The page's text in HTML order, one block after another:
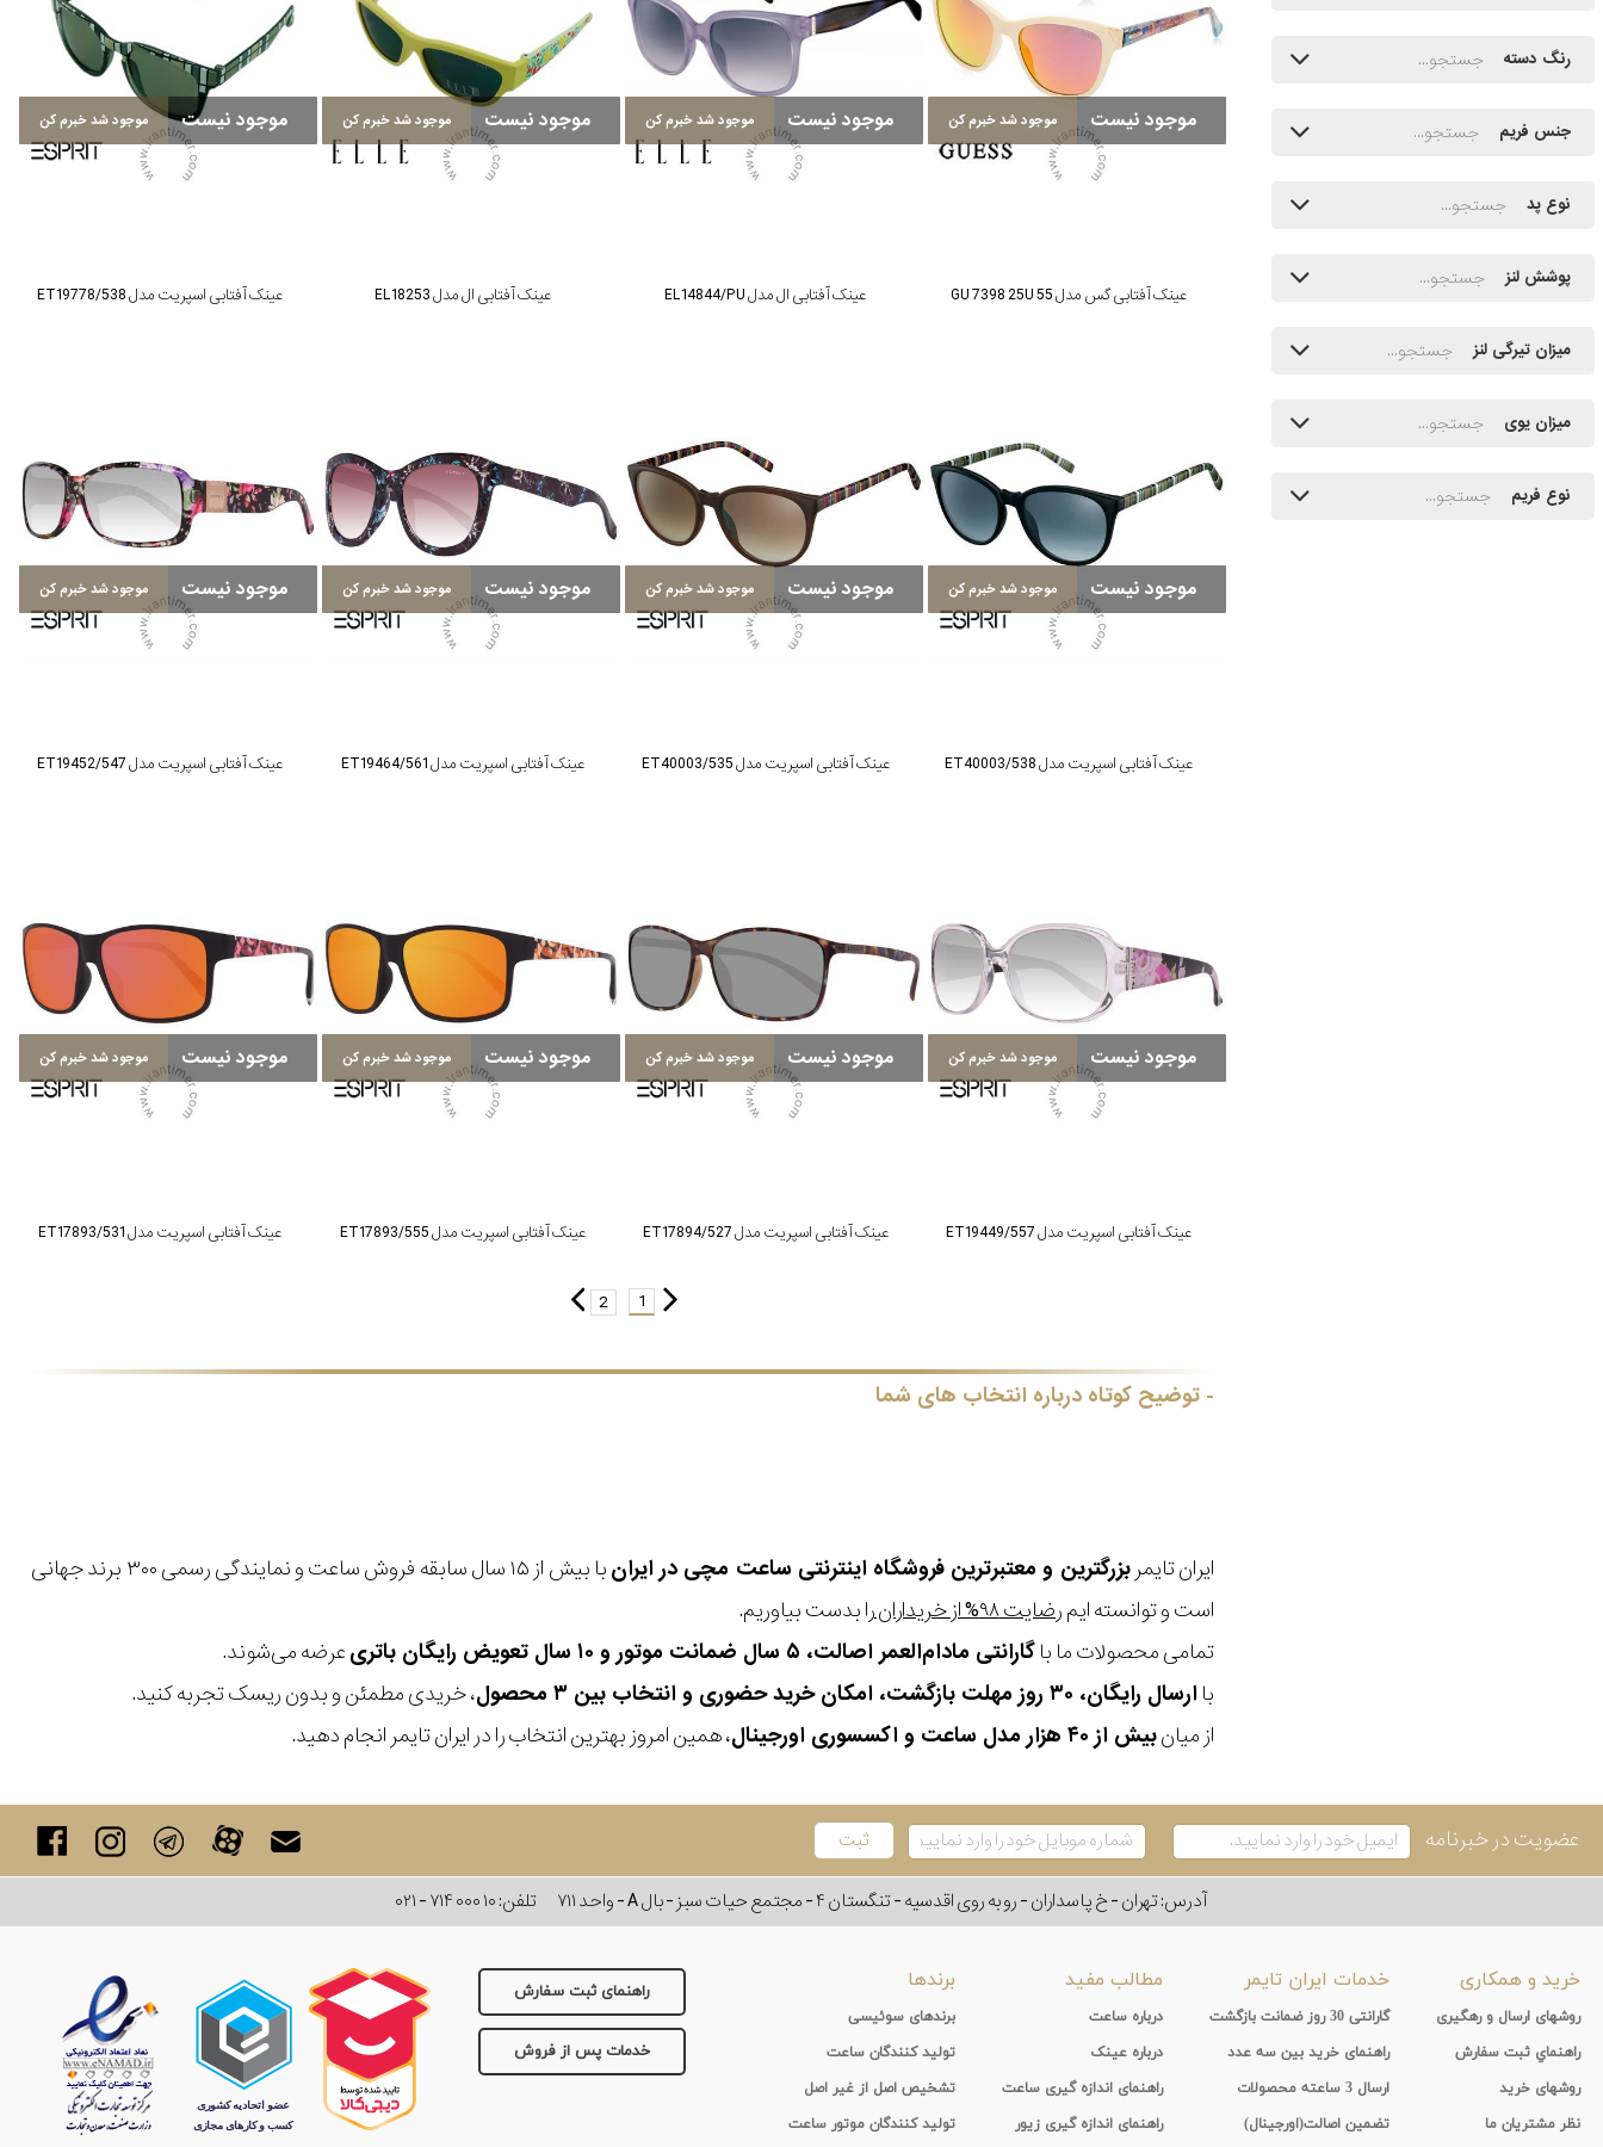
موجود نیست موجود شد خبرم کن
عینک آفتابی گس مدل GU 7398 25U 55
موجود نیست موجود شد خبرم کن
عینک آفتابی ال مدل EL14844/PU
موجود نیست موجود شد خبرم کن
عینک آفتابی ال مدل EL18253
موجود نیست موجود شد خبرم کن
عینک آفتابی اسپریت مدل ET19778/538
موجود نیست موجود شد خبرم کن
عینک آفتابی اسپریت مدل ET40003/538
موجود نیست موجود شد خبرم کن
عینک آفتابی اسپریت مدل ET40003/535
موجود نیست موجود شد خبرم کن
عینک آفتابی اسپریت مدل ET19464/561
موجود نیست موجود شد خبرم کن
عینک آفتابی اسپریت مدل ET19452/547
موجود نیست موجود شد خبرم کن
عینک آفتابی اسپریت مدل ET19449/557
موجود نیست موجود شد خبرم کن
عینک آفتابی اسپریت مدل ET17894/527
موجود نیست موجود شد خبرم کن
عینک آفتابی اسپریت مدل ET17893/555
موجود نیست موجود شد خبرم کن
عینک آفتابی اسپریت مدل ET17893/531
1
2
توضیح کوتاه درباره انتخاب های شما
ایران تایمربزرگترین و معتبرترین فروشگاه اینترنتی ساعت مچی در ایران
با بیش از ۱۵ سال سابقه فروش ساعت و نمایندگی رسمی ۳۰۰ برند جهانی
است و توانسته ایمرضایت ۹۸% از خریداران
را بدست بیاوریم.
تمامی محصولات ما باگارانتی مادام‌العمر اصالت، ۵ سال ضمانت موتور و ۱۰ سال تعویض رایگان باتری
عرضه می‌شوند.
باارسال رایگان، ۳۰ روز مهلت بازگشت، امکان خرید حضوری و انتخاب بین ۳ محصول
، خریدی مطمئن و بدون ریسک تجربه کنید.
از میانبیش از ۴۰ هزار مدل ساعت و اکسسوری اورجینال ، همین امروز بهترین انتخاب را در ایران تایمر انجام دهید.
رنگ دسته
جنس فریم
نوع پد
پوشش لنز
میزان تیرگی لنز
میزان یوی
نوع فریم
عضویت در خبرنامه
آدرس: تهران - خ پاسداران - رو به روی اقدسیه - تنگستان ۴ - مجتمع حیات سبز - بال A - واحد ۷۱۱ تلفن:۰۲۱ - ۷۱۴ ۰۰۰ ۱۰
راهنمای ثبت سفارش
خدمات پس از فروش
خرید و همکاری
روشهای ارسال و رهگیری
راهنماي ثبت سفارش
روشهای خرید
نظر مشتریان ما
خدمات ایران تایمر
گارانتی 30 روز ضمانت بازگشت
راهنمای خرید بین سه عدد
ارسال 3 ساعته محصولات
تضمین اصالت(اورجینال)
مطالب مفید
درباره ساعت
درباره عینک
راهنمای اندازه گیری ساعت
راهنمای اندازه گیری زیور
برندها
برندهای سوئیسی
تولید کنندگان ساعت
تشخیص اصل از غیر اصل
تولید کنندگان موتور ساعت